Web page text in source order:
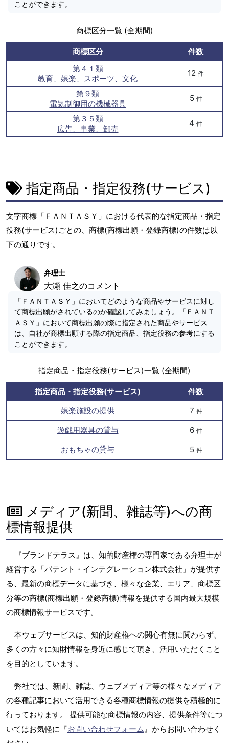
ことができます。
商標区分一覧 (全期間)
商標区分
件数
第４１類
教育、娯楽、スポーツ、文化
12 件
第９類
電気制御用の機械器具
5 件
第３５類
広告、事業、卸売
4 件
指定商品・指定役務(サービス)
文字商標「ＦＡＮＴＡＳＹ」における代表的な指定商品・指定
役務(サービス)ごとの、商標(商標出願・登録商標)の件数は以
下の通りです。
弁理士
大瀬 佳之のコメント
「ＦＡＮＴＡＳＹ」においてどのような商品やサービスに対し
て商標出願がされているのか確認してみましょう。「ＦＡＮＴ
ＡＳＹ」において商標出願の際に指定された商品やサービス
は、自社が商標出願する際の指定商品、指定役務の参考にする
ことができます。
指定商品・指定役務(サービス)一覧 (全期間)
指定商品・指定役務(サービス)
件数
娯楽施設の提供
7 件
遊戯用器具の貸与 6 件
おもちゃの貸与 5 件
メディア(新聞、雑誌等)への商
標情報提供
『ブランドテラス』は、知的財産権の専門家である弁理士が
経営する「パテント・インテグレーション株式会社」が提供す
る、最新の商標データに基づき、様々な企業、エリア、商標区
分等の商標(商標出願・登録商標)情報を提供する国内最大規模
の商標情報サービスです。
本ウェブサービスは、知的財産権への関心有無に関わらず、
多くの方々に知財情報を身近に感じて頂き、活用いただくこと
を目的としています。
弊社では、新聞、雑誌、ウェブメディア等の様々なメディア
の各種記事において活用できる各種商標情報の提供を積極的に
行っております。 提供可能な商標情報の内容、提供条件等につ
いてはお気軽に『お問い合わせフォーム 』からお問い合わせく